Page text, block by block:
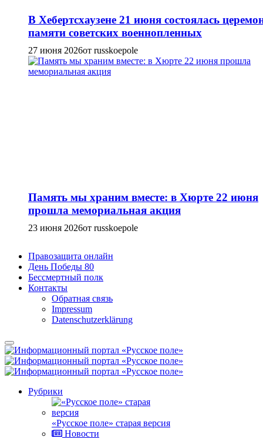
В Хебертсхаузене 21 июня состоялась
памяти советских военнопленных
27 июня 2026от russkoepole
Память мы храним вместе: в Хюрте 22 июня
прошла мемориальная акция
23 июня 2026от russkoepole
Правозащита онлайн
День Победы 80
Бессмертный полк
Контакты
Обратная связь
Impressum
Datenschutzerklärung
Рубрики
«Русское поле» старая версия
Новости